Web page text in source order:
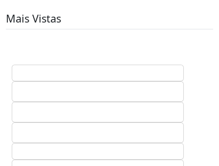
Mais Vistas